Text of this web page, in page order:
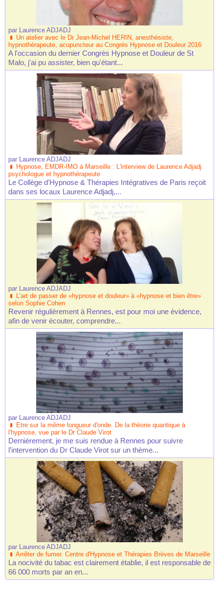
par Laurence ADJADJ
Un atelier avec le Dr Jean-Michel HERIN, anesthésiste,
hypnothérapeute, acupuncteur au Congrès Hypnose et Douleur 2016
A l'occasion du dernier Congrès Hypnose et Douleur de St
Malo, j'ai pu assister, bien qu'étant...
par Laurence ADJADJ
Hypnose, EMDR-IMO à Marseille : L'interview de Laurence Adjadj
psychologue et hypnothérapeute
Le Collège d'Hypnose & Thérapies Intégratives de Paris reçoit
dans ses locaux Laurence Adjadj,...
par Laurence ADJADJ
L’art de passer de «hypnose et douleur» à «hypnose et bien être»
selon Sophie Cohen
Revenir régulièrement à Rennes, est pour moi une évidence,
afin de venir écouter, comprendre...
par Laurence ADJADJ
Etre sur la même longueur d'onde. De la théorie quantique à
l'hypnose, vue par le Dr Claude Virot
Dernièrement, je me suis rendue à Rennes pour suivre
l’intervention du Dr Claude Virot sur un thème...
par Laurence ADJADJ
Arrêter de fumer. Centre d'Hypnose et Thérapies Brèves de Marseille
La nocivité du tabac est clairement établie, il est responsable de
66 000 morts par an en...